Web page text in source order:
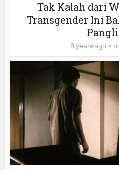
Tak Kalah dari
Transgender Ini
8 years ago